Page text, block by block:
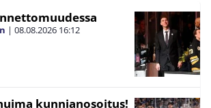
| 08.08.2026 16:12
kunnianosoitus!